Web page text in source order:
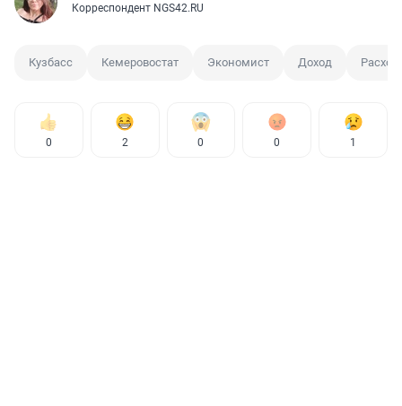
Корреспондент NGS42.RU
Кузбасс Кемеровостат Экономист Доход
0 2 0 0 1